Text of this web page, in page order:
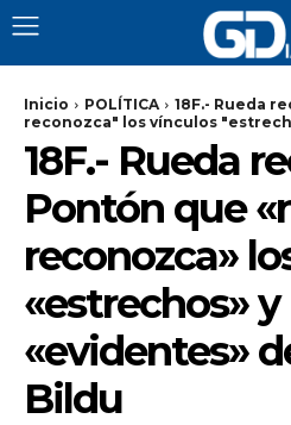
Inicio POLÍTICA
18F.- Rueda
reconozca" los vínculos
18F.- Rueda
Pontón que
reconozca»
«estrechos» y
«evidentes»
Bildu